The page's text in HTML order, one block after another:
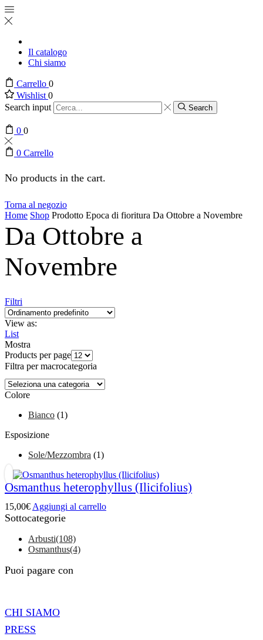
Il catalogo
Chi siamo
Carrello 0
Wishlist 0
Search input
Search
0 0
0 Carrello
No products in the cart.
Torna al negozio
Home Shop Prodotto Epoca di fioritura Da Ottobre a Novembre
Da Ottobre a
Novembre
Filtri
View as:
List
Mostra
Products per page
Filtra per macrocategoria
Colore
Bianco (1)
Esposizione
Sole/Mezzombra (1)
Osmanthus heterophyllus (Ilicifolius)
15,00€ Aggiungi al carrello
Sottocategorie
Arbusti(108)
Osmanthus(4)
Puoi pagare con
CHI SIAMO
PRESS